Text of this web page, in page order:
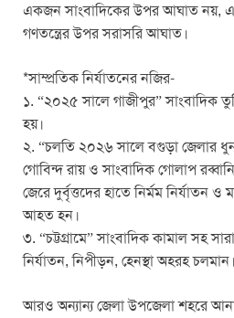
একজন সাংবাদিকের উপর আঘাত নয়,
গণতন্ত্রের উপর সরাসরি আঘাত।
*সাম্প্রতিক নির্যাতনের নজির-
১. “২০২৫ সালে গাজীপুর” সাংবাদিক
হয়।
২. “চলতি ২০২৬ সালে বগুড়া জেলার
গোবিন্দ রায় ও সাংবাদিক গোলাপ
জেরে দুর্বৃত্তদের হাতে নির্মম নির্যাতন
আহত হন।
৩. “চট্টগ্রামে” সাংবাদিক কামাল সহ
নির্যাতন, নিপীড়ন, হেনস্থা অহরহ চলমান।
আরও অন্যান্য জেলা উপজেলা শহরে